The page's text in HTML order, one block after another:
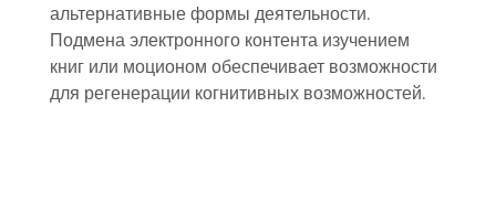
альтернативные формы деятельности.
Подмена электронного контента изучением
книг или моционом обеспечивает возможности
для регенерации когнитивных возможностей.